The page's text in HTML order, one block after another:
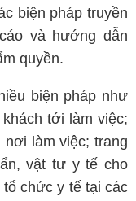
biện pháp truyền
và hướng dẫn
quyền.
biện pháp như
tới làm việc;
làm việc; trang
vật tư y tế cho
chức y tế tại các